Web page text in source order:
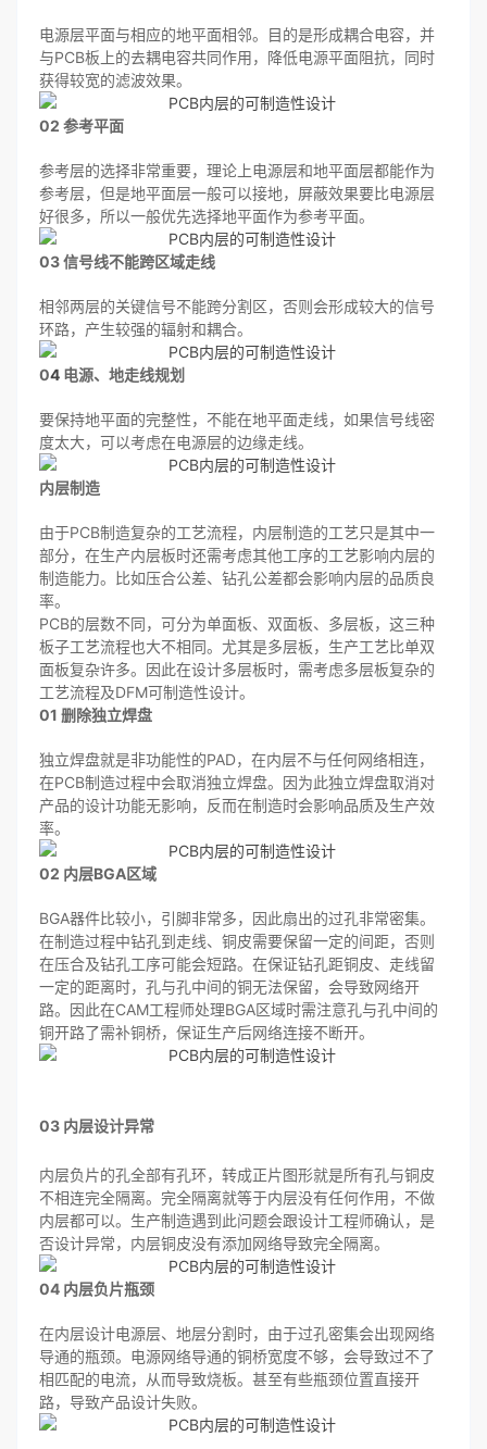
电源层平面与相应的地平面相邻。目的是形成耦合电容，并
与PCB板上的去耦电容共同作用，降低电源平面阻抗，同时
获得较宽的滤波效果。
02 参考平面
参考层的选择非常重要，理论上电源层和地平面层都能作为
参考层，但是地平面层一般可以接地，屏蔽效果要比电源层
好很多，所以一般优先选择地平面作为参考平面。
03 信号线不能跨区域走线
相邻两层的关键信号不能跨分割区，否则会形成较大的信号
环路，产生较强的辐射和耦合。
04 电源、地走线规划
要保持地平面的完整性，不能在地平面走线，如果信号线密
度太大，可以考虑在电源层的边缘走线。
内层制造
由于PCB制造复杂的工艺流程，内层制造的工艺只是其中一
部分，在生产内层板时还需考虑其他工序的工艺影响内层的
制造能力。比如压合公差、钻孔公差都会影响内层的品质良
率。
PCB的层数不同，可分为单面板、双面板、多层板，这三种
板子工艺流程也大不相同。尤其是多层板，生产工艺比单双
面板复杂许多。因此在设计多层板时，需考虑多层板复杂的
工艺流程及DFM可制造性设计。
01 删除独立焊盘
独立焊盘就是非功能性的PAD，在内层不与任何网络相连，
在PCB制造过程中会取消独立焊盘。因为此独立焊盘取消对
产品的设计功能无影响，反而在制造时会影响品质及生产效
率。
02 内层BGA区域
BGA器件比较小，引脚非常多，因此扇出的过孔非常密集。
在制造过程中钻孔到走线、铜皮需要保留一定的间距，否则
在压合及钻孔工序可能会短路。在保证钻孔距铜皮、走线留
一定的距离时，孔与孔中间的铜无法保留，会导致网络开
路。因此在CAM工程师处理BGA区域时需注意孔与孔中间的
铜开路了需补铜桥，保证生产后网络连接不断开。
03 内层设计异常
内层负片的孔全部有孔环，转成正片图形就是所有孔与铜皮
不相连完全隔离。完全隔离就等于内层没有任何作用，不做
内层都可以。生产制造遇到此问题会跟设计工程师确认，是
否设计异常，内层铜皮没有添加网络导致完全隔离。
04 内层负片瓶颈
在内层设计电源层、地层分割时，由于过孔密集会出现网络
导通的瓶颈。电源网络导通的铜桥宽度不够，会导致过不了
相匹配的电流，从而导致烧板。甚至有些瓶颈位置直接开
路，导致产品设计失败。